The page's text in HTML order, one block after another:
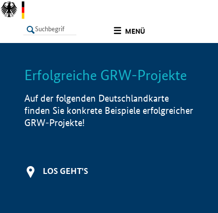
MENÜ
LISTE Info
Erfolgreiche GRW-Projekte
Auf der folgenden Deutschlandkarte
finden Sie konkrete Beispiele erfolgreicher
GRW-Projekte!
LOS GEHT'S